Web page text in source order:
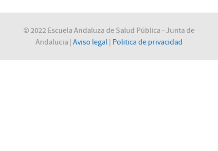
© 2022 Escuela Andaluza de Salud Pública - Junta de
Andalucia | Aviso legal | Politica de privacidad